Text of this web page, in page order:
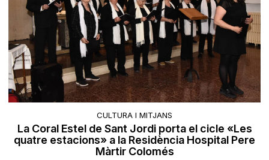
CULTURA I MITJANS
La Coral Estel de Sant Jordi porta el cicle «Les
quatre estacions» a la Residència Hospital Pere
Màrtir Colomés